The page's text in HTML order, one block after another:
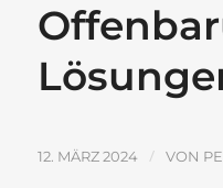
12. MÄRZ 2024 / VON